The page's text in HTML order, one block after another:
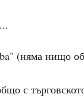
(няма нищо
с